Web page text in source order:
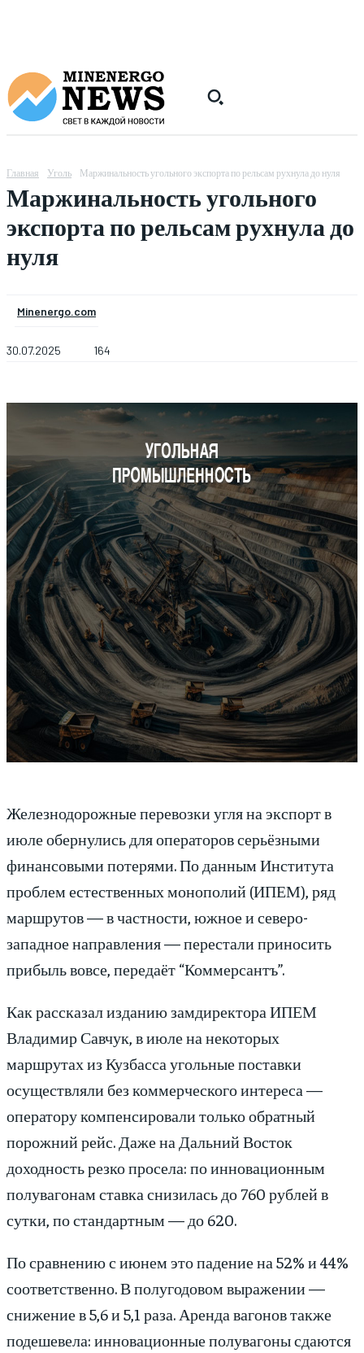
Главная Уголь Маржинальность угольного экспорта по рельсам рухнула до нуля
Маржинальность угольного
экспорта по рельсам рухнула до
нуля
Minenergo.com
30.07.2025 164
Железнодорожные перевозки угля на экспорт в
июле обернулись для операторов серьёзными
финансовыми потерями. По данным Института
проблем естественных монополий (ИПЕМ), ряд
маршрутов — в частности, южное и северо-
западное направления — перестали приносить
прибыль вовсе, передаёт “Коммерсантъ”.
Как рассказал изданию замдиректора ИПЕМ
Владимир Савчук, в июле на некоторых
маршрутах из Кузбасса угольные поставки
осуществляли без коммерческого интереса —
оператору компенсировали только обратный
порожний рейс. Даже на Дальний Восток
доходность резко просела: по инновационным
полувагонам ставка снизилась до 760 рублей в
сутки, по стандартным — до 620.
По сравнению с июнем это падение на 52% и 44%
соответственно. В полугодовом выражении —
снижение в 5,6 и 5,1 раза. Аренда вагонов также
подешевела: инновационные полувагоны сдаются